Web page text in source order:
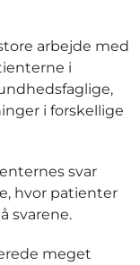
arbejde med
i
i forskellige
svar
hvor patienter
svarene.
meget